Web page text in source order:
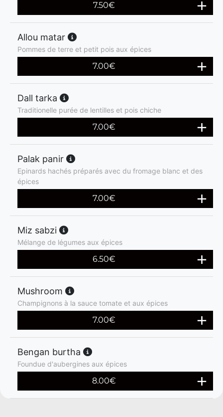
7.50€
Allou matar
Pommes de terre et petit pois aux épices
7.00€
Dall tarka
Traditionelle purée de lentilles et pois chiche
7.00€
Palak panir
Epinards hachés préparés avec du fromage blanc et des
épices
7.00€
Miz sabzi
Mélange de légumes aux épices
6.50€
Mushroom
Champignons à la sauce tomate et aux épices
7.00€
Bengan burtha
Foundue d'aubergines aux épices
8.00€